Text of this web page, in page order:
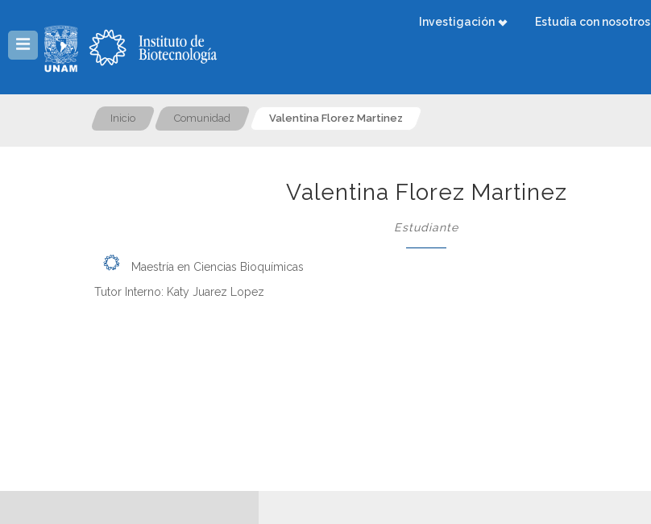
Investigación Estudia con nosotros
Inicio Comunidad Valentina Florez Martinez
Valentina Florez Martinez
Estudiante
Maestría en Ciencias Bioquímicas
Tutor Interno: Katy Juarez Lopez